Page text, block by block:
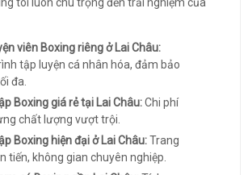
viên Boxing riêng ở Lai Châu:
tập luyện cá nhân hóa, đảm bảo
đa.
Boxing giá rẻ tại Lai Châu:Chi phí
chất lượng vượt trội.
Boxing hiện đại ở Lai Châu:Trang
tiến, không gian chuyên nghiệp.